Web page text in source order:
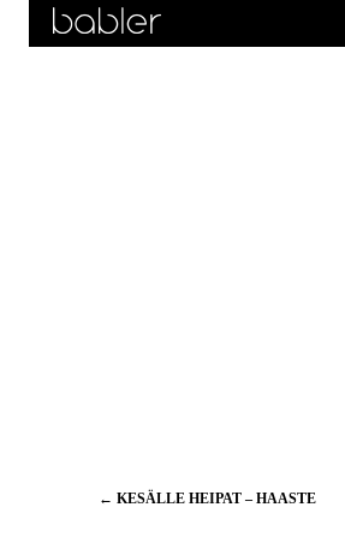
Artikkelien
← KESÄLLE HEIPAT – HAASTE